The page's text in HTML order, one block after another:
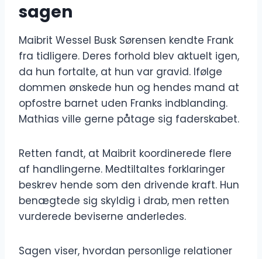
sagen
Maibrit Wessel Busk Sørensen kendte Frank
fra tidligere. Deres forhold blev aktuelt igen,
da hun fortalte, at hun var gravid. Ifølge
dommen ønskede hun og hendes mand at
opfostre barnet uden Franks indblanding.
Mathias ville gerne påtage sig faderskabet.
Retten fandt, at Maibrit koordinerede flere
af handlingerne. Medtiltaltes forklaringer
beskrev hende som den drivende kraft. Hun
benægtede sig skyldig i drab, men retten
vurderede beviserne anderledes.
Sagen viser, hvordan personlige relationer